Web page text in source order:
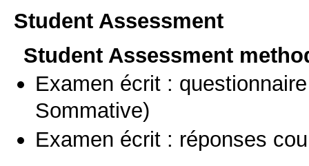
Student Assessment
Student Assessment
Examen écrit :
Sommative)
Examen écrit : réponses